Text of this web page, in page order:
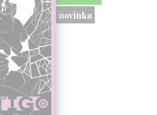
novinka